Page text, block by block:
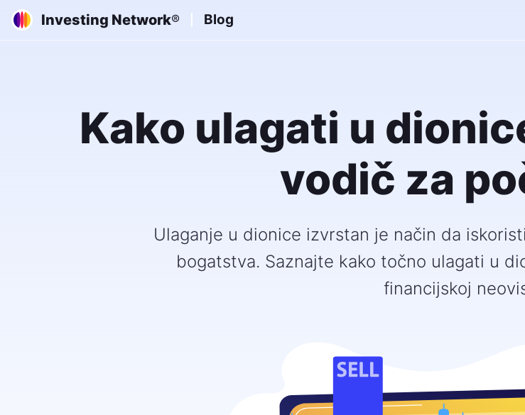
Investing Network® Blog
Kako ulagati u
vodič za
Ulaganje u dionice izvrstan je način da
bogatstva. Saznajte kako točno ulagati u
financijskoj